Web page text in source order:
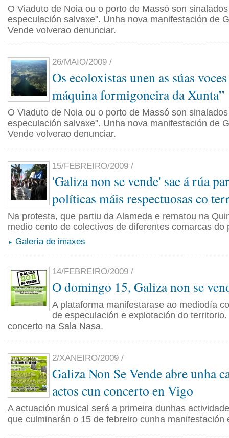
O Viaduto de Noia ou o porto de Massó son
especulación salvaxe". Unha nova manifestación de
Vende volverao denunciar.
26/MAIO/2009 /
Os ecoloxistas unen as súas
máquina formigoneira da Xunta”
O Viaduto de Noia ou o porto de Massó son
especulación salvaxe". Unha nova manifestación de
Vende volverao denunciar.
15/FEBREIRO/2009 /
'Galiza non se vende' sae á rúa
políticas máis respectuosas co
Na protesta, que partiu da Alameda e rematou na
medio cento de colectivos de diferentes comarcas do
Galería de imaxes
14/FEBREIRO/2009 /
O domingo 15, Galiza non se
A plataforma manifestarase ao mediodía
de especulación e explotación do
concerto na Sala Nasa.
2/XANEIRO/2009 /
Galiza Non Se Vende abre unha
actos cun concerto en Vigo
A actuación musical será a primeira dunhas
que culminarán o 15 de febreiro cunha manifestación